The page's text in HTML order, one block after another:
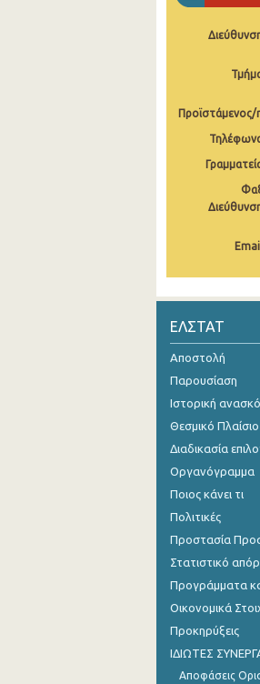
1o
4o
3o
2o
1o
3o
2o
1o
3o
2o
1o
4o
3o
2o
Προϊστάμενος/
ΕΛΣΤΑΤ
Αποστολή
Παρουσίαση
Ιστορική
Θεσμικό Πλαίσιο
Διαδικασία
Οργανόγραμμα
Ποιος κάνει τι
Πολιτικές
Προστασία
Στατιστικό
Προγράμματα
Οικονομικά
Προκηρύξεις
ΙΔΙΩΤΕΣ
Αποφάσεις